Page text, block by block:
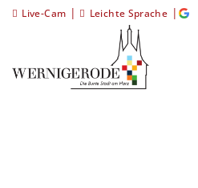
Live-Cam | Leichte Sprache |